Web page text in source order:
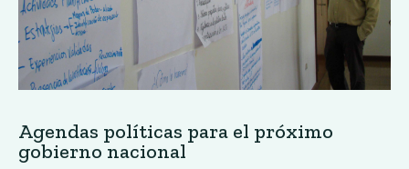
Agendas políticas para el próximo
gobierno nacional